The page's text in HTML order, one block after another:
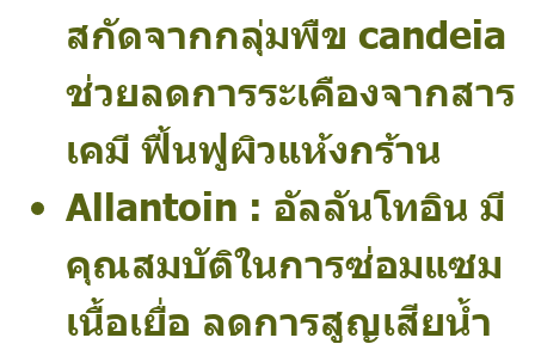
สกัดจากกลุ่มพืข candeia
ช่วยลดการระเคืองจากสาร
เคมี ฟื้นฟูผิวแห้งกร้าน
Allantoin : อัลลันโทอิน มี
คุณสมบัติในการซ่อมแซม
เนื้อเยื่อ ลดการสูญเสียน้ำ